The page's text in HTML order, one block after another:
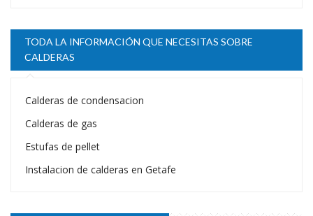
TODA LA INFORMACIÓN QUE NECESITAS SOBRE
CALDERAS
Calderas de condensacion
Calderas de gas
Estufas de pellet
Instalacion de calderas en Getafe